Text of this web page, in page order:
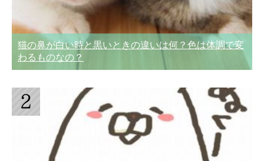
猫の鼻が白い時と黒いときの違いは何？色は体調で変
わるものなの？